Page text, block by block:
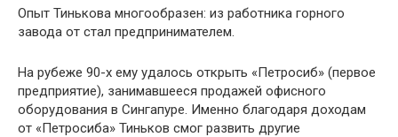
Опыт Тинькова многообразен: из работника горного
завода от стал предпринимателем.
На рубеже 90-х ему удалось открыть «Петросиб» (первое
предприятие), занимавшееся продажей офисного
оборудования в Сингапуре. Именно благодаря доходам
от «Петросиба» Тиньков смог развить другие